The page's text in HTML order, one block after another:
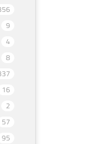
9
4
8
16
2
57
95